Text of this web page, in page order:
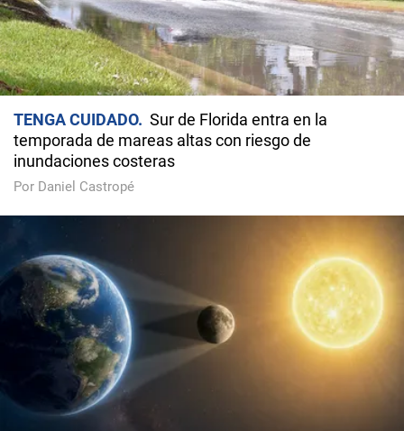
TENGA CUIDADO
Sur de Florida entra en la
temporada de mareas altas con riesgo de
inundaciones costeras
Por Daniel Castropé